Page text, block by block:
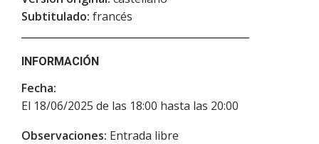
Subtitulado: francés
INFORMACIÓN
Fecha:
El 18/06/2025 de las 18:00 hasta las 20:00
Observaciones: Entrada libre